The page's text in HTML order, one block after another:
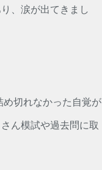
、涙が出てきまし
切れなかった自覚が
ん模試や過去問に取